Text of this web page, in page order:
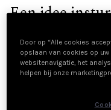
Een idee
Een klas experten in
ideeën om te zetten
toekomst! Ze zoeken
Door op “Alle cookies
opslaan van cookies op
websitenavigatie, het
helpen bij onze